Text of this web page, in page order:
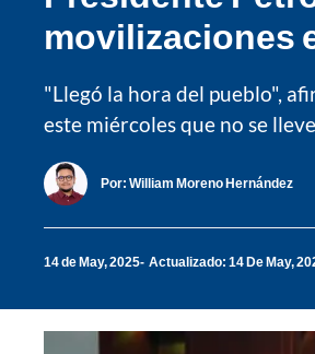
movilizaciones
"Llegó la hora del pueblo",
este miércoles que no se
Por: William Moreno Hernández
14 de May, 2025 Actualizado: 14 De May,